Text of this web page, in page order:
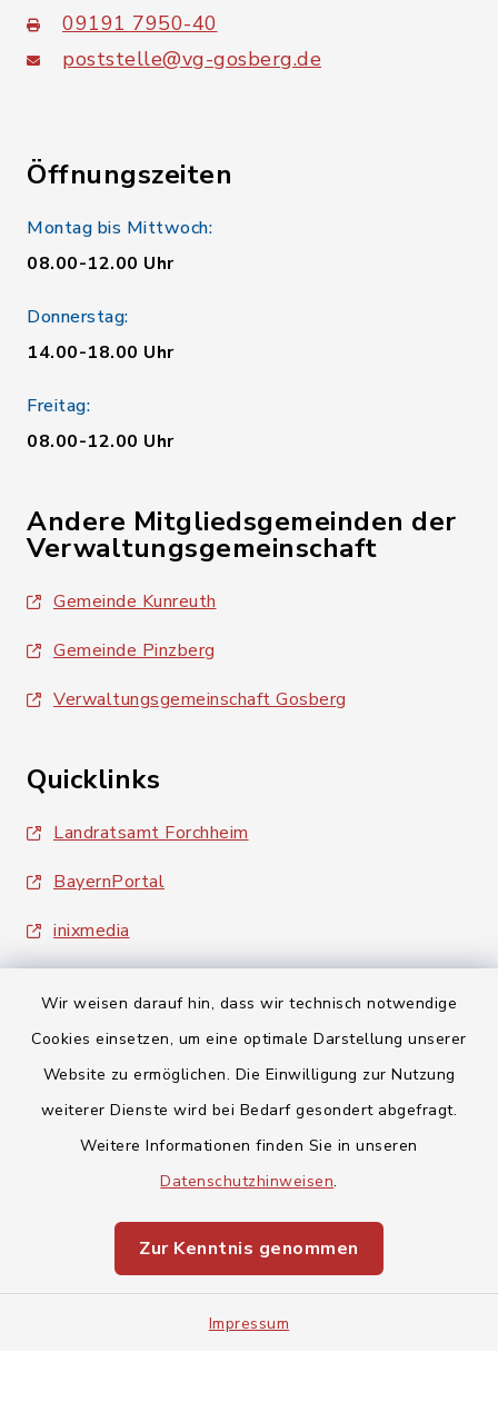
Wir weisen darauf hin, dass wir technisch notwendige
Cookies einsetzen, um eine optimale Darstellung unserer
Website zu ermöglichen. Die Einwilligung zur Nutzung
weiterer Dienste wird bei Bedarf gesondert abgefragt.
Weitere Informationen finden Sie in unseren
Datenschutzhinweisen.
Zur Kenntnis genommen
Impressum
09191 7950-40
poststelle@vg-gosberg.de
Öffnungszeiten
Montag bis Mittwoch:
08.00-12.00 Uhr
Donnerstag:
14.00-18.00 Uhr
Freitag:
08.00-12.00 Uhr
Andere Mitgliedsgemeinden der
Verwaltungsgemeinschaft
Gemeinde Kunreuth
Gemeinde Pinzberg
Verwaltungsgemeinschaft Gosberg
Quicklinks
Landratsamt Forchheim
BayernPortal
inixmedia
Barrierefreiheit
Impressum
Sitemap